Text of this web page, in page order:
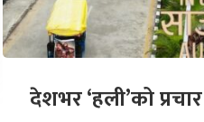
देशभर ‘हली’को